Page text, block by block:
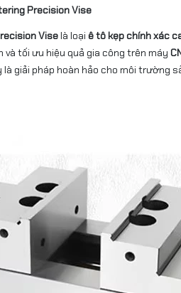
Precision Vise
Viselà loại ê tô kẹp chính xác
và tối ưu hiệu quả gia công trên máy
giải pháp hoàn hảo cho môi trường